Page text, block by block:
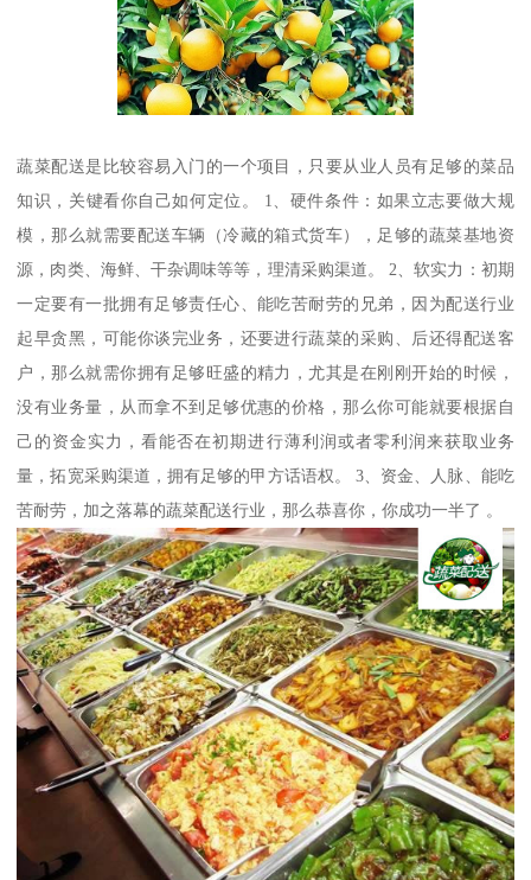
蔬菜配送是比较容易入门的一个项目，只要从业人员有足够的菜品
知识，关键看你自己如何定位。 1、硬件条件：如果立志要做大规
模，那么就需要配送车辆（冷藏的箱式货车），足够的蔬菜基地资
源，肉类、海鲜、干杂调味等等，理清采购渠道。 2、软实力：初期
一定要有一批拥有足够责任心、能吃苦耐劳的兄弟，因为配送行业
起早贪黑，可能你谈完业务，还要进行蔬菜的采购、后还得配送客
户，那么就需你拥有足够旺盛的精力，尤其是在刚刚开始的时候，
没有业务量，从而拿不到足够优惠的价格，那么你可能就要根据自
己的资金实力，看能否在初期进行薄利润或者零利润来获取业务
量，拓宽采购渠道，拥有足够的甲方话语权。 3、资金、人脉、能吃
苦耐劳，加之落幕的蔬菜配送行业，那么恭喜你，你成功一半了 。